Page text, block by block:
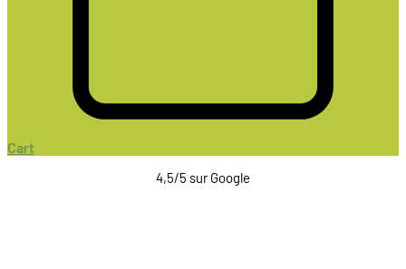
Cart
4,5/5 sur Google